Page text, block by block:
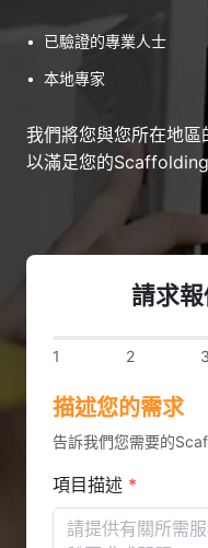
• 已驗證的專業人士
• 本地專家
我們將您與您所在地區
以滿足您的Scaffolding
請求
1 2 3
描述您的需求
告訴我們您需要的
項目描述 *